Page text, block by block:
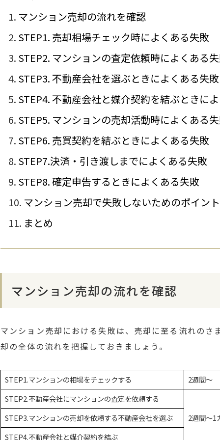
マンション売却の流れを確認
STEP1. 売却相場チェック時によくある失敗
STEP2. マンションの査定依頼時によくある
STEP3. 不動産会社を選ぶときによくある失敗
STEP4. 不動産会社と媒介契約を結ぶときに
STEP5. マンションの売却活動時によくある
STEP6. 売買契約を結ぶときによくある失敗
STEP7.決済・引き渡しまでによくある失敗
STEP8. 確定申告するときによくある失敗
マンション売却で失敗しないためのポイン
まとめ
マンション売却の流れを確認
マンション売却における失敗は、売却に至る流れの
却の全体の流れを把握しておきましょう。
STEP1.マンションの相場をチェックする
2週間〜
STEP2.不動産会社にマンションの査定を依頼する
2週間〜1
STEP3.マンションの売却を依頼する不動産会社を選ぶ
STEP4.不動産会社と媒介契約を結ぶ